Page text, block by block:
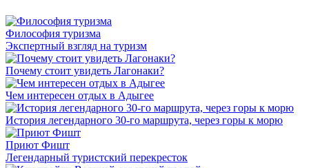
Философия туризма
Экспертный взгляд на туризм
Почему стоит увидеть Лагонаки?
Чем интересен отдых в Адыгее
История легендарного 30-го маршрута, через горы к морю
Приют Фишт
Легендарный туристский перекресток